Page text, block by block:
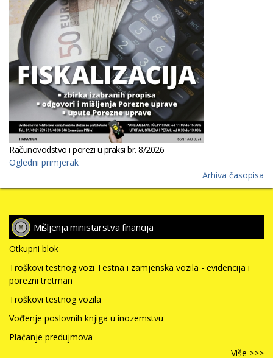
Računovodstvo i porezi u praksi br. 8/2026
Ogledni primjerak
Arhiva časopisa
Mišljenja ministarstva financija
Otkupni blok
Troškovi testnog vozi Testna i zamjenska vozila - evidencija i
porezni tretman
Troškovi testnog vozila
Vođenje poslovnih knjiga u inozemstvu
Plaćanje predujmova
Više >>>